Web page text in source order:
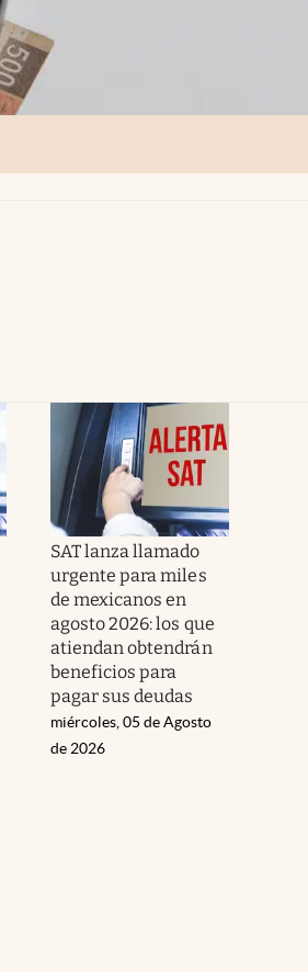
SAT lanza llamado
urgente para miles
de mexicanos en
agosto 2026: los que
atiendan obtendrán
beneficios para
pagar sus deudas
miércoles, 05 de Agosto
de 2026